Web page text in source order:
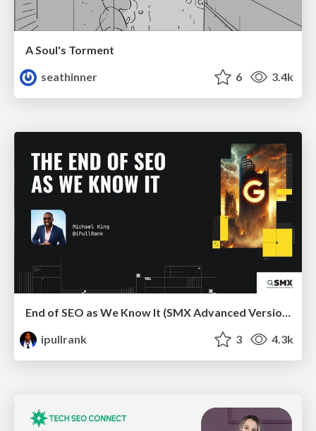
A Soul's Torment
seathinner
6 3.4k
End of SEO as We Know It (SMX Advanced Version)
ipullrank
3 4.3k